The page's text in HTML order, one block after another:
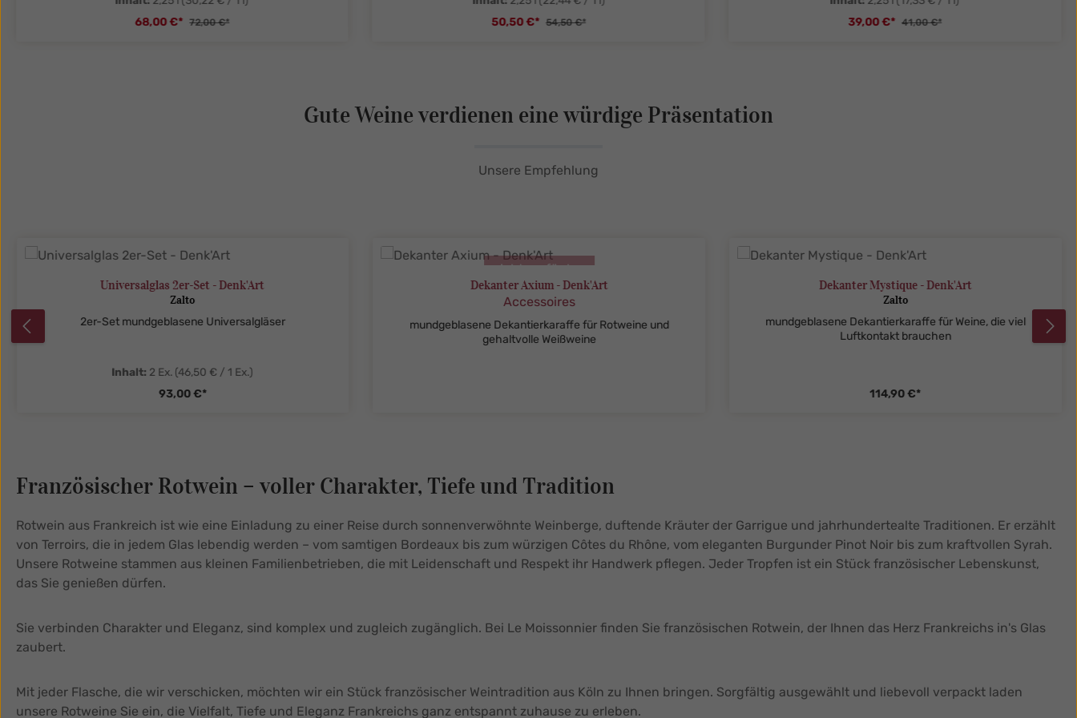
68,00 €* 72,00 €* 50,50 €* 54,50 €* 39,00 €* 41,00 €*
Gute Weine verdienen eine würdige Präsentation
Unsere Empfehlung
Produktgalerie überspringen
Universalglas 2er-Set - Denk'Art
Zalto
2er-Set mundgeblasene Universalgläser
Inhalt: 2 Ex. (46,50 € / 1 Ex.)
93,00 €*
nicht verfügbar
Dekanter Axium - Denk'Art
Accessoires
mundgeblasene Dekantierkaraffe für Rotweine und
gehaltvolle Weißweine
Dekanter Mystique - Denk'Art
Zalto
mundgeblasene Dekantierkaraffe für Weine, die viel
Luftkontakt brauchen
114,90 €*
Französischer Rotwein – voller Charakter, Tiefe und Tradition
Rotwein aus Frankreich ist wie eine Einladung zu einer Reise durch sonnenverwöhnte Weinberge, duftende Kräuter der Garrigue und jahrhundertealte Traditionen. Er erzählt
von Terroirs, die in jedem Glas lebendig werden – vom samtigen Bordeaux bis zum würzigen Côtes du Rhône, vom eleganten Burgunder Pinot Noir bis zum kraftvollen Syrah.
Unsere Rotweine stammen aus kleinen Familienbetrieben, die mit Leidenschaft und Respekt ihr Handwerk pflegen. Jeder Tropfen ist ein Stück französischer Lebenskunst,
das Sie genießen dürfen.
Sie verbinden Charakter und Eleganz, sind komplex und zugleich zugänglich. Bei Le Moissonnier finden Sie französischen Rotwein, der Ihnen das Herz Frankreichs in's Glas
zaubert.
Mit jeder Flasche, die wir verschicken, möchten wir ein Stück französischer Weintradition aus Köln zu Ihnen bringen. Sorgfältig ausgewählt und liebevoll verpackt laden
unsere Rotweine Sie ein, die Vielfalt, Tiefe und Eleganz Frankreichs ganz entspannt zuhause zu erleben.